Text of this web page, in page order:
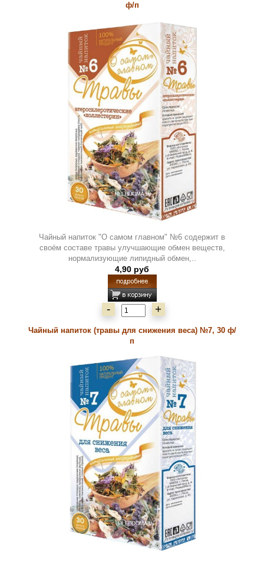
ф/п
Чайный напиток "О самом главном" №6 содержит в
своём составе травы улучшающие обмен веществ,
нормализующие липидный обмен,..
4,90 руб
- +
Чайный напиток (травы для снижения веса) №7, 30 ф/
п